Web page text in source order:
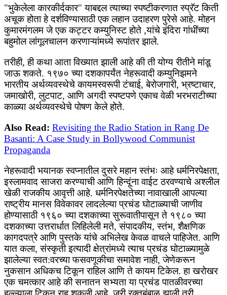
"भुकेलेला कारकीर्दकार" याबद्दल त्याच्या स्पष्टीकरणात स्प्रॅट किती
अचूक होता हे दर्शविण्यासाठी एक लहान उदाहरण पुरेसे आहे. मोहन
कुमारमंगलम जे एक कट्टर कम्युनिस्ट होते ,यांचे इंदिरा गांधींच्या
बहुमोल लांगूलचालन करणाऱ्यांमध्ये रूपांतर झाले.
तरीही, ही कथा आता विख्यात झाली आहे की ती योग्य रीतीने मांडू
जाऊ शकते. १९७० च्या दशकापर्यंत नेहरूवादी कम्युनिझमने
भारतीय अर्थव्यवस्थेचे कायमस्वरूपी टंचाई, बेरोजगारी, भ्रष्टाचार,
जमाखोरी, लुटपाट, आणि अगदी स्पष्टपणे एकाच वेळी भरभराटीच्या
काळ्या अर्थव्यवस्थेचे पोषण केले होते.
Also Read: Revisiting the Radio Station in Rang De
Basanti: A Case Study in Bollywood Communist
Propaganda
नेहरूवादी भयानक स्वप्नातील दुसरे महान स्तंभः आहे धर्मनिरपेक्षता,
इस्लामवाद साजरा करण्याची आणि हिन्दूंना वाईट ठरवण्याचे अश्लील
खेळी राजकीय आवृत्ती आहे. धर्मनिरपेक्षतेच्या नावाखाली आपल्या
राष्ट्रीय मानस विवेकावर लादलेल्या प्रचंड घोटाळ्याची जाणीव
होण्यासाठी १९६० च्या दशकाच्या सुरूवातीपासून ते १९८० च्या
दशकाच्या उत्तरार्धात लिहिलेली मते, संपादकीय, स्तंभ, शैक्षणिक
कागदपत्रे आणि पुस्तके यांचे अभिलेख केवळ वाचले पाहिजेत. आणि
यात कला, संस्कृती इत्यादी क्षेत्रांमध्ये त्याच प्रचंड घोटाळ्यामुळे
झालेल्या स्वत:वरच्या फसवणूकीचा समावेश नाही, जेणेकरून
नुकसान अधिकच टिकून राहिल आणि ते कायम टिकेल. हा खरोखर
एक चमत्कार आहे की सनातन सभ्यता या प्रचंड पातळीवरच्या